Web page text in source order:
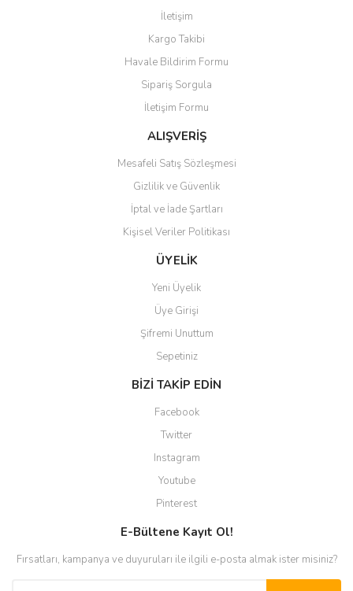
İletişim
Kargo Takibi
Havale Bildirim Formu
Sipariş Sorgula
İletişim Formu
ALIŞVERİŞ
Mesafeli Satış Sözleşmesi
Gizlilik ve Güvenlik
İptal ve İade Şartları
Kişisel Veriler Politikası
ÜYELİK
Yeni Üyelik
Üye Girişi
Şifremi Unuttum
Sepetiniz
BİZİ TAKİP EDİN
Facebook
Twitter
Instagram
Youtube
Pinterest
E-Bültene Kayıt Ol!
Fırsatları, kampanya ve duyuruları ile ilgili e-posta almak ister misiniz?